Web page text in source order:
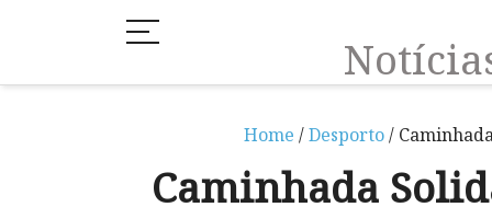
Home /Desporto/
Caminhada